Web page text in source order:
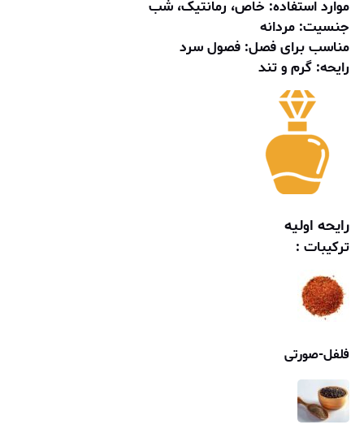
موارد استفاده: خاص، رمانتیک، شب
جنسیت: مردانه
مناسب برای فصل: فصول سرد
رایحه: گرم و تند
رایحه اولیه
ترکیبات :
فلفل-صورتی